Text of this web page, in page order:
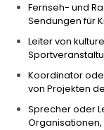
Fernseh- und
Sendungen für
Leiter von
Koordinator
von Projekten
Sprecher oder
Organisationen,